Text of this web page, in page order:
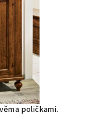
poličkami.